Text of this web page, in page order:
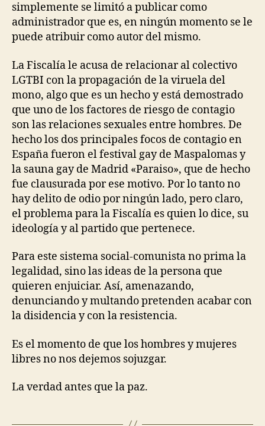
simplemente se limitó a publicar como
administrador que es, en ningún momento se le
puede atribuir como autor del mismo.
La Fiscalía le acusa de relacionar al colectivo
LGTBI con la propagación de la viruela del
mono, algo que es un hecho y está demostrado
que uno de los factores de riesgo de contagio
son las relaciones sexuales entre hombres. De
hecho los dos principales focos de contagio en
España fueron el festival gay de Maspalomas y
la sauna gay de Madrid «Paraiso», que de hecho
fue clausurada por ese motivo. Por lo tanto no
hay delito de odio por ningún lado, pero claro,
el problema para la Fiscalía es quien lo dice, su
ideología y al partido que pertenece.
Para este sistema social-comunista no prima la
legalidad, sino las ideas de la persona que
quieren enjuiciar. Así, amenazando,
denunciando y multando pretenden acabar con
la disidencia y con la resistencia.
Es el momento de que los hombres y mujeres
libres no nos dejemos sojuzgar.
La verdad antes que la paz.